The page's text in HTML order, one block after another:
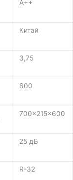
A++
Китай
3,75
600
700×215×600
25 дБ
R-32